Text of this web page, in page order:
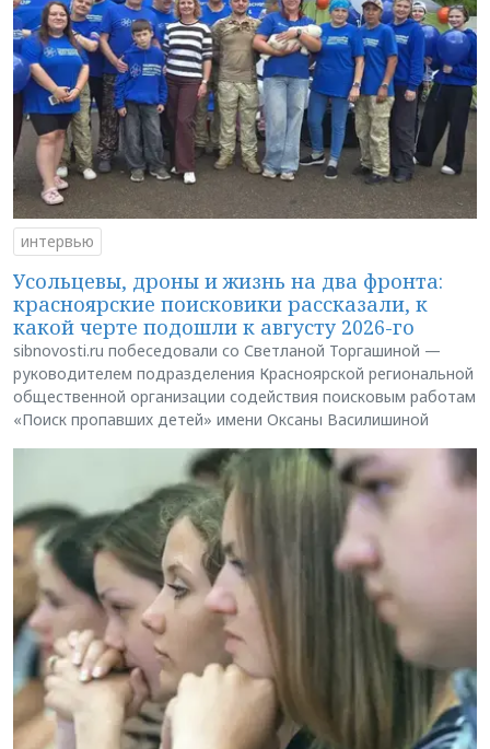
интервью
Усольцевы, дроны и жизнь на два фронта:
красноярские поисковики рассказали, к
какой черте подошли к августу 2026-го
sibnovosti.ru побеседовали со Светланой Торгашиной —
руководителем подразделения Красноярской региональной
общественной организации содействия поисковым работам
«Поиск пропавших детей» имени Оксаны Василишиной